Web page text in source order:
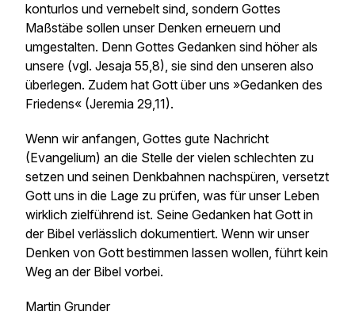
konturlos und vernebelt sind, sondern Gottes
Maßstäbe sollen unser Denken erneuern und
umgestalten. Denn Gottes Gedanken sind höher als
unsere (vgl. Jesaja 55,8), sie sind den unseren also
überlegen. Zudem hat Gott über uns »Gedanken des
Friedens« (Jeremia 29,11).
Wenn wir anfangen, Gottes gute Nachricht
(Evangelium) an die Stelle der vielen schlechten zu
setzen und seinen Denkbahnen nachspüren, versetzt
Gott uns in die Lage zu prüfen, was für unser Leben
wirklich zielführend ist. Seine Gedanken hat Gott in
der Bibel verlässlich dokumentiert. Wenn wir unser
Denken von Gott bestimmen lassen wollen, führt kein
Weg an der Bibel vorbei.
Martin Grunder